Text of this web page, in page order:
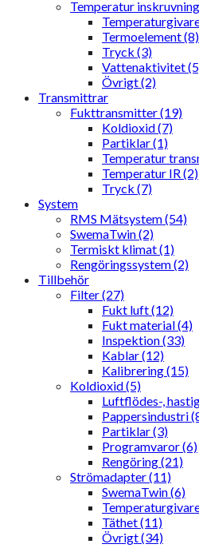
Temperatur
Termoelement (8)
Tryck (3)
Vattenaktivitet
Övrigt (2)
Transmittrar
Fukttransmitter (19)
Koldioxid (7)
Partiklar (1)
Temperatur
Temperatur IR (2)
Tryck (7)
System
RMS Mätsystem (54)
SwemaTwin (2)
Termiskt klimat (1)
Rengöringssystem (2)
Tillbehör
Filter (27)
Fukt luft (12)
Fukt material (4)
Inspektion (33)
Kablar (12)
Kalibrering (15)
Koldioxid (5)
Luftflödes-,
Pappersindustri
Partiklar (3)
Programvaror (6)
Rengöring (21)
Strömadapter (11)
SwemaTwin (6)
Täthet (11)
Övrigt (34)